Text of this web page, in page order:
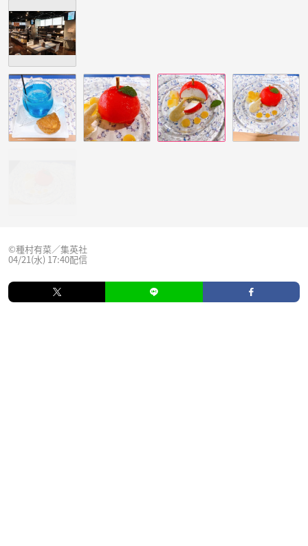
©種村有菜／集英社
04/21(水) 17:40配信